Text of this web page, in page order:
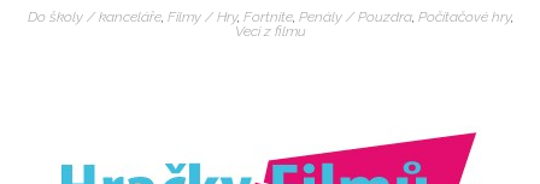
Do školy / kanceláře, Filmy / Hry, Fortnite, Penály / Pouzdra, Počítačové hry,
Veci z filmu